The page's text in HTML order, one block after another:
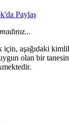
Paylaş
için, aşağıdaki
olan bir